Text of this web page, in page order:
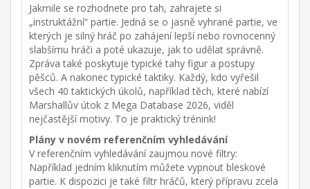
Jakmile se rozhodnete pro tah, zahrajete si
„instruktážní“ partie. Jedná se o jasně vyhrané partie, ve
kterých je silný hráč po zahájení lepší nebo rovnocenný
slabšímu hráči a poté ukazuje, jak to udělat správně.
Zpráva také poskytuje typické tahy figur a postupy
pěšců. A nakonec typické taktiky. Každý, kdo vyřešil
všech 40 taktických úkolů, například těch, které nabízí
Marshallův útok z Mega Database 2026, viděl
nejčastější motivy. To je praktický trénink!
Plány v novém referenčním vyhledávání
V referenčním vyhledávání zaujmou nové filtry:
Například jedním kliknutím můžete vypnout bleskové
partie. K dispozici je také filtr hráčů, který přípravu zcela